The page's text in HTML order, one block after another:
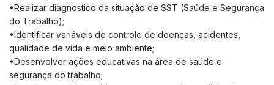
•Realizar diagnostico da situação de SST (Saúde e Segurança
do Trabalho);
•Identificar variáveis de controle de doenças, acidentes,
qualidade de vida e meio ambiente;
•Desenvolver ações educativas na área de saúde e
segurança do trabalho;